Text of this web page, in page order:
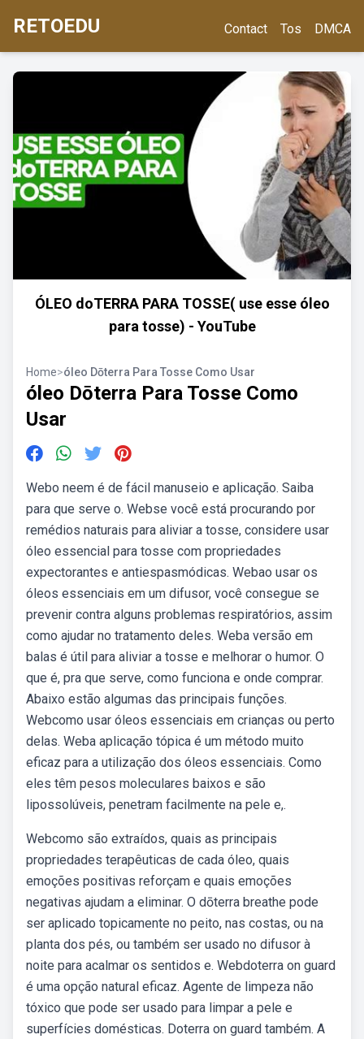
RETOEDU Contact Tos DMCA
ÓLEO doTERRA PARA TOSSE( use esse óleo
para tosse) - YouTube
Home>óleo Dōterra Para Tosse Como Usar
óleo Dōterra Para Tosse Como
Usar
Webo neem é de fácil manuseio e aplicação. Saiba
para que serve o. Webse você está procurando por
remédios naturais para aliviar a tosse, considere usar
óleo essencial para tosse com propriedades
expectorantes e antiespasmódicas. Webao usar os
óleos essenciais em um difusor, você consegue se
prevenir contra alguns problemas respiratórios, assim
como ajudar no tratamento deles. Weba versão em
balas é útil para aliviar a tosse e melhorar o humor. O
que é, pra que serve, como funciona e onde comprar.
Abaixo estão algumas das principais funções.
Webcomo usar óleos essenciais em crianças ou perto
delas. Weba aplicação tópica é um método muito
eficaz para a utilização dos óleos essenciais. Como
eles têm pesos moleculares baixos e são
lipossolúveis, penetram facilmente na pele e,.
Webcomo são extraídos, quais as principais
propriedades terapêuticas de cada óleo, quais
emoções positivas reforçam e quais emoções
negativas ajudam a eliminar. O dōterra breathe pode
ser aplicado topicamente no peito, nas costas, ou na
planta dos pés, ou também ser usado no difusor à
noite para acalmar os sentidos e. Webdoterra on guard
é uma opção natural eficaz. Agente de limpeza não
tóxico que pode ser usado para limpar a pele e
superfícies domésticas. Doterra on guard também. A